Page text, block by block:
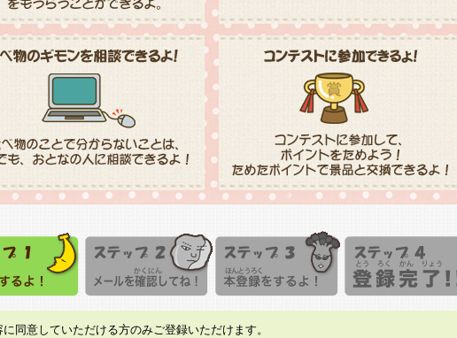
に同意していただける方のみご登録いただけます。